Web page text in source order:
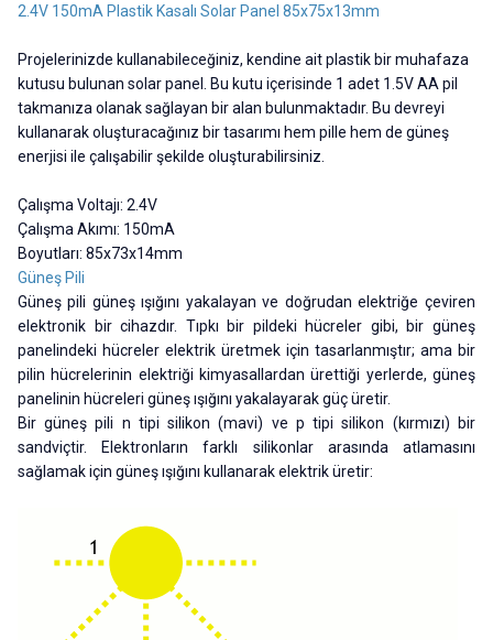
2.4V 150mA Plastik Kasalı Solar Panel 85x75x13mm
Projelerinizde kullanabileceğiniz, kendine ait plastik bir muhafaza
kutusu bulunan solar panel. Bu kutu içerisinde 1 adet 1.5V AA pil
takmanıza olanak sağlayan bir alan bulunmaktadır. Bu devreyi
kullanarak oluşturacağınız bir tasarımı hem pille hem de güneş
enerjisi ile çalışabilir şekilde oluşturabilirsiniz.
Çalışma Voltajı: 2.4V
Çalışma Akımı: 150mA
Boyutları: 85x73x14mm
Güneş Pili
Güneş pili güneş ışığını yakalayan ve doğrudan elektriğe çeviren
elektronik bir cihazdır. Tıpkı bir pildeki hücreler gibi, bir güneş
panelindeki hücreler elektrik üretmek için tasarlanmıştır; ama bir
pilin hücrelerinin elektriği kimyasallardan ürettiği yerlerde, güneş
panelinin hücreleri güneş ışığını yakalayarak güç üretir.
Bir güneş pili n tipi silikon (mavi) ve p tipi silikon (kırmızı) bir
sandviçtir. Elektronların farklı silikonlar arasında atlamasını
sağlamak için güneş ışığını kullanarak elektrik üretir: